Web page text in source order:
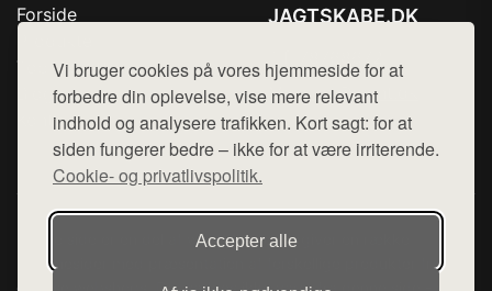
Vi bruger cookies på vores hjemmeside for at
forbedre din oplevelse, vise mere relevant
indhold og analysere trafikken. Kort sagt: for at
siden fungerer bedre – ikke for at være irriterende.
Cookie- og privatlivspolitik.
Accepter alle
Forside
Top Rabatter
Blog
Kontakt
JAGTSKABE.DK
Mail: hej@want.dk
Cookie- og privatlivspolitik
Denne side er en del af want.dk, der udgiver en række
hjemmesider med præsentation af forskellige produkter fra
diverse webshops. Der sælges ikke varer fra denne side - vi